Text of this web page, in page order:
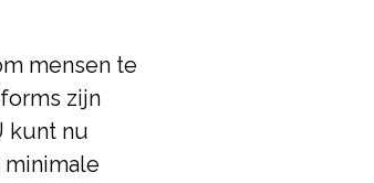
mensen te
zijn
kunt nu